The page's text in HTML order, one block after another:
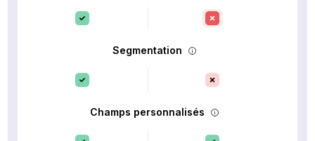
Segmentation
Champs personnalisés